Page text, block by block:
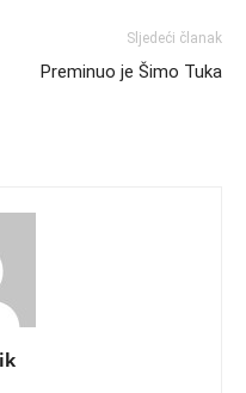
Sljedeći članak
Preminuo je Šimo Tuka